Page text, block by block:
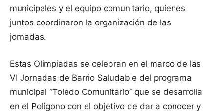
municipales y el equipo comunitario, quienes
juntos coordinaron la organización de las
jornadas.
Estas Olimpiadas se celebran en el marco de las
VI Jornadas de Barrio Saludable del programa
municipal “Toledo Comunitario” que se desarrolla
en el Polígono con el objetivo de dar a conocer y